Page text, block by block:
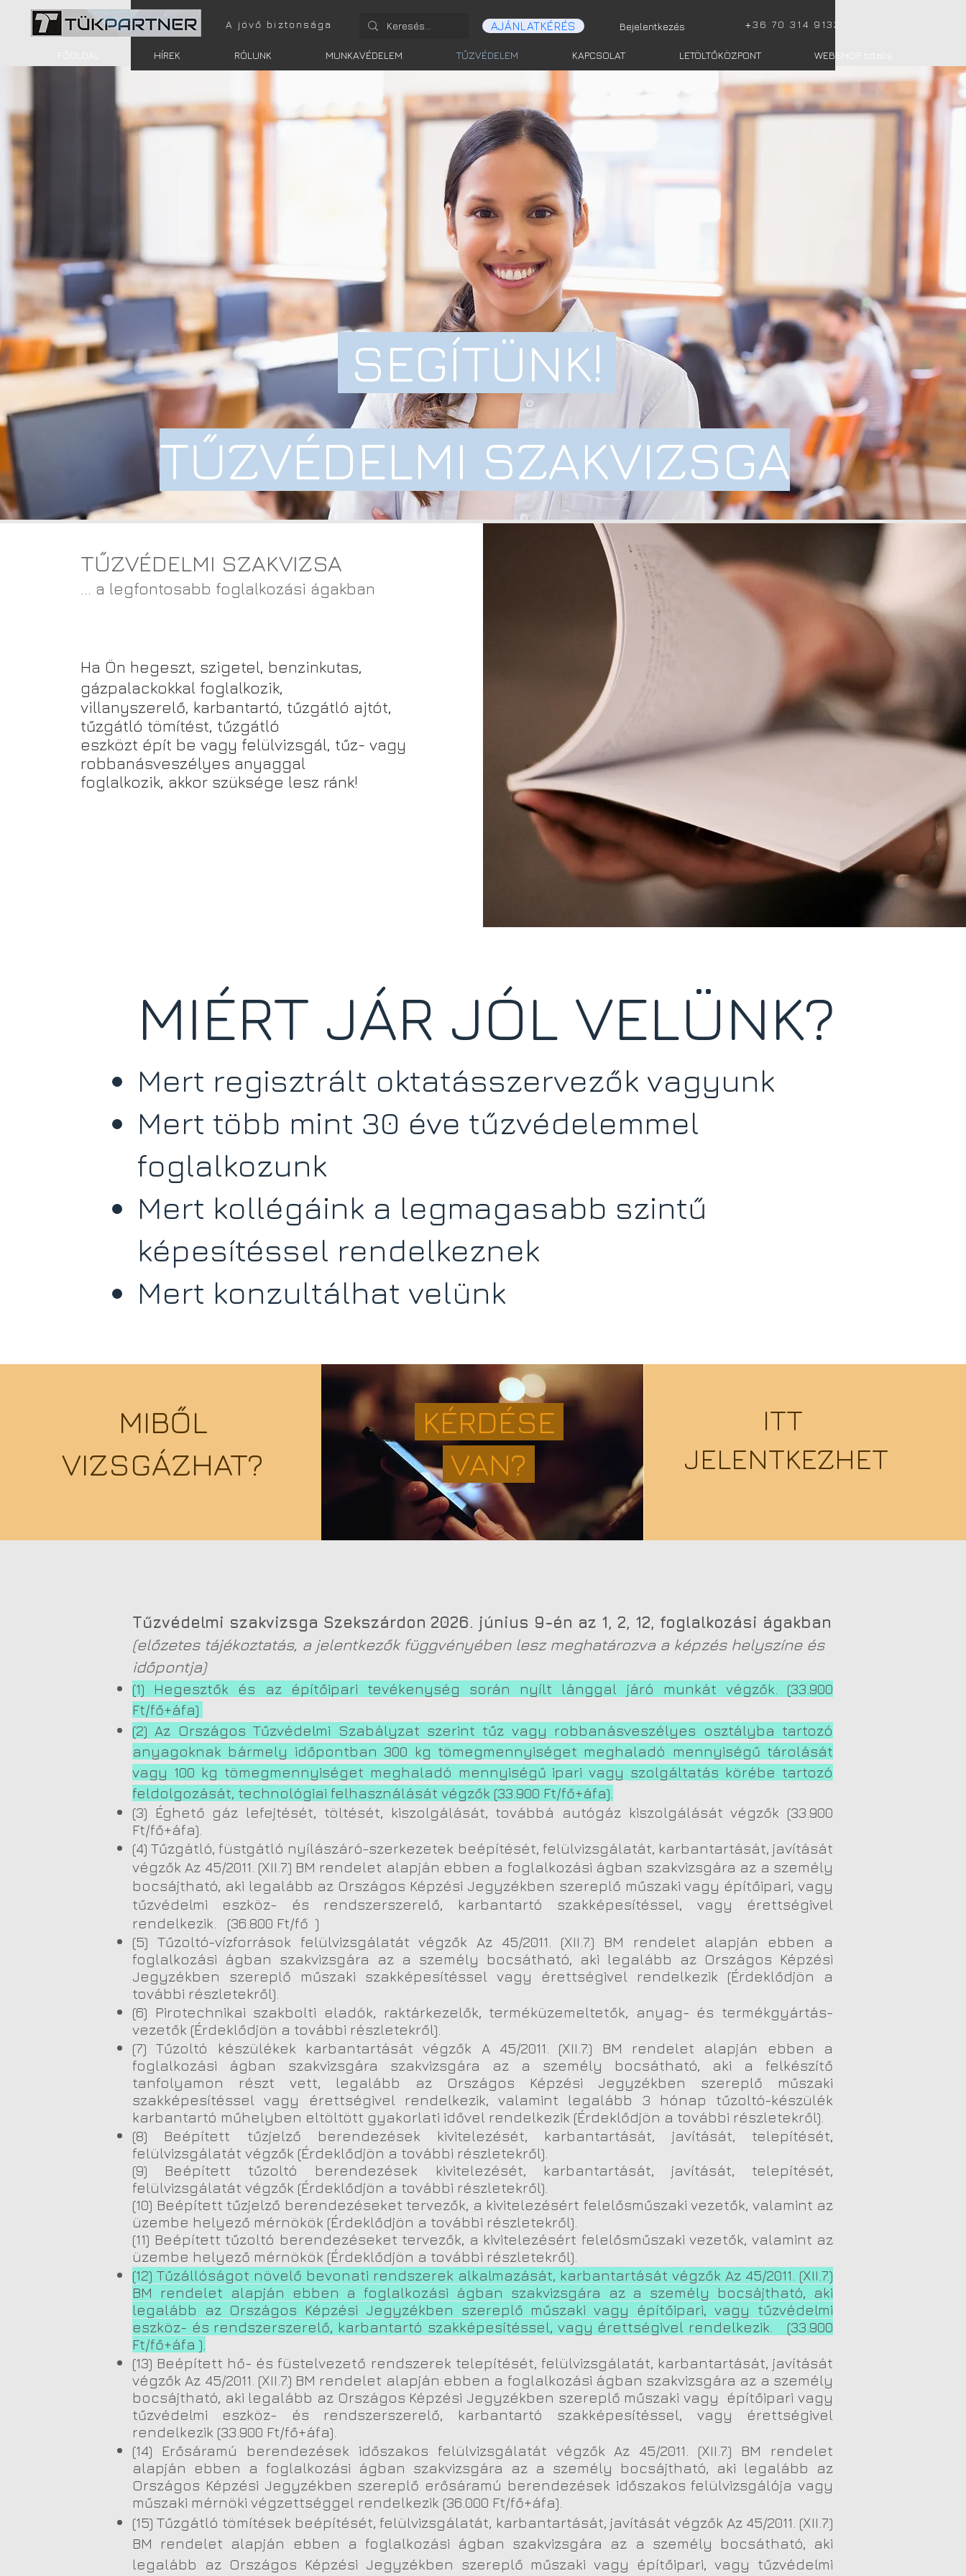
A jövő biztonsága AJÁNLATKÉRÉS Bejelentkezés +36 70 314 9132
HÍREK RÓLUNK MUNKAVÉDELEM TŰZVÉDELEM KAPCSOLAT LETÖLTŐKÖZPONT WEBSHOP totalis
SEGÍTÜNK!
TŰZVÉDELMI SZAKVIZSGA
TŰZVÉDELMI SZAKVIZSA
... a legfontosabb foglalkozási ágakban
Ha Ön hegeszt, szigetel, benzinkutas,
gázpalackokkal foglalkozik,
villanyszerelő, karbantartó, tűzgátló ajtót,
tűzgátló tömítést, tűzgátló
eszközt épít be vagy felülvizsgál, tűz- vagy
robbanásveszélyes anyaggal
foglalkozik, akkor szüksége lesz ránk!
MIÉRT JÁR JÓL VELÜNK?
Mert regisztrált oktatásszervezők vagyunk
Mert több mint 30 éve tűzvédelemmel
foglalkozunk
Mert kollégáink a legmagasabb szintű
képesítéssel rendelkeznek
Mert konzultálhat velünk
MIBŐL
VIZSGÁZHAT?
KÉRDÉSE
VAN?
ITT
JELENTKEZHET
Tűzvédelmi szakvizsga Szekszárdon 2026. június 9-én az 1, 2, 12, foglalkozási ágakban
(előzetes tájékoztatás, a jelentkezők függvényében lesz meghatározva a képzés helyszíne és
időpontja)
(1) Hegesztők és az építőipari tevékenység során nyílt lánggal járó munkát végzők. (33.900
Ft/fő+áfa)
(2) Az Országos Tűzvédelmi Szabályzat szerint tűz vagy robbanásveszélyes osztályba tartozó
anyagoknak bármely időpontban 300 kg tömegmennyiséget meghaladó mennyiségű tárolását
vagy 100 kg tömegmennyiséget meghaladó mennyiségű ipari vagy szolgáltatás körébe tartozó
feldolgozását, technológiai felhasználását végzők (33.900 Ft/fő+áfa)
(3) Éghető gáz lefejtését, töltését, kiszolgálását, továbbá autógáz kiszolgálását végzők (33.900
Ft/fő+áfa).
(4) Tűzgátló, füstgátló nyílászáró-szerkezetek beépítését, felülvizsgálatát, karbantartását, javítását
végzők Az 45/2011. (XII.7.) BM rendelet alapján ebben a foglalkozási ágban szakvizsgára az a személy
bocsájtható, aki legalább az Országos Képzési Jegyzékben szereplő műszaki vagy építőipari, vagy
tűzvédelmi eszköz- és rendszerszerelő, karbantartó szakképesítéssel, vagy érettségivel
rendelkezik. (36.800 Ft/fő )
(5) Tűzoltó-vízforrások felülvizsgálatát végzők Az 45/2011. (XII.7.) BM rendelet alapján ebben a
foglalkozási ágban szakvizsgára az a személy bocsátható, aki legalább az Országos Képzési
Jegyzékben szereplő műszaki szakképesítéssel vagy érettségivel rendelkezik (Érdeklődjön a
további részletekről).
(6) Pirotechnikai szakbolti eladók, raktárkezelők, terméküzemeltetők, anyag- és termékgyártás-
vezetők (Érdeklődjön a további részletekről).
(7) Tűzoltó készülékek karbantartását végzők A 45/2011. (XII.7.) BM rendelet alapján ebben a
foglalkozási ágban szakvizsgára szakvizsgára az a személy bocsátható, aki a felkészítő
tanfolyamon részt vett, legalább az Országos Képzési Jegyzékben szereplő műszaki
szakképesítéssel vagy érettségivel rendelkezik, valamint legalább 3 hónap tűzoltó-készülék
karbantartó műhelyben eltöltött gyakorlati idővel rendelkezik (Érdeklődjön a további részletekről).
(8) Beépített tűzjelző berendezések kivitelezését, karbantartását, javítását, telepítését,
felülvizsgálatát végzők (Érdeklődjön a további részletekről).
(9) Beépített tűzoltó berendezések kivitelezését, karbantartását, javítását, telepítését,
felülvizsgálatát végzők (Érdeklődjön a további részletekről).
(10) Beépített tűzjelző berendezéseket tervezők, a kivitelezésért felelősműszaki vezetők, valamint az
üzembe helyező mérnökök (Érdeklődjön a további részletekről).
(11) Beépített tűzoltó berendezéseket tervezők, a kivitelezésért felelősműszaki vezetők, valamint az
üzembe helyező mérnökök (Érdeklődjön a további részletekről).
(12) Tűzállóságot növelő bevonati rendszerek alkalmazását, karbantartását végzők Az 45/2011. (XII.7.)
BM rendelet alapján ebben a foglalkozási ágban szakvizsgára az a személy bocsájtható, aki
legalább az Országos Képzési Jegyzékben szereplő műszaki vagy építőipari, vagy tűzvédelmi
eszköz- és rendszerszerelő, karbantartó szakképesítéssel, vagy érettségivel rendelkezik. (33.900
Ft/fő+áfa ).
(13) Beépített hő- és füstelvezető rendszerek telepítését, felülvizsgálatát, karbantartását, javítását
végzők Az 45/2011. (XII.7.) BM rendelet alapján ebben a foglalkozási ágban szakvizsgára az a személy
bocsájtható, aki legalább az Országos Képzési Jegyzékben szereplő műszaki vagy építőipari vagy
tűzvédelmi eszköz- és rendszerszerelő, karbantartó szakképesítéssel, vagy érettségivel
rendelkezik (33.900 Ft/fő+áfa).
(14) Erősáramú berendezések időszakos felülvizsgálatát végzők Az 45/2011. (XII.7.) BM rendelet
alapján ebben a foglalkozási ágban szakvizsgára az a személy bocsájtható, aki legalább az
Országos Képzési Jegyzékben szereplő erősáramú berendezések időszakos felülvizsgálója vagy
műszaki mérnöki végzettséggel rendelkezik (36.000 Ft/fő+áfa).
(15) Tűzgátló tömítések beépítését, felülvizsgálatát, karbantartását, javítását végzők Az 45/2011. (XII.7.)
BM rendelet alapján ebben a foglalkozási ágban szakvizsgára az a személy bocsátható, aki
legalább az Országos Képzési Jegyzékben szereplő műszaki vagy építőipari, vagy tűzvédelmi